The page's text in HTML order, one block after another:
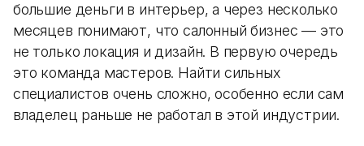
большие деньги в интерьер, а через несколько
месяцев понимают, что салонный бизнес — это
не только локация и дизайн. В первую очередь
это команда мастеров. Найти сильных
специалистов очень сложно, особенно если сам
владелец раньше не работал в этой индустрии.